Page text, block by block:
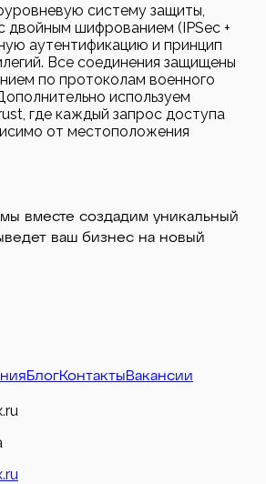
систему защиты,
шифрованием (IPSec +
аутентификацию и принцип
Все соединения защищены
по протоколам военного
используем
где каждый запрос доступа
от местоположения
мы вместе создадим уникальный
ваш бизнес на новый
БлогКонтактыВакансии